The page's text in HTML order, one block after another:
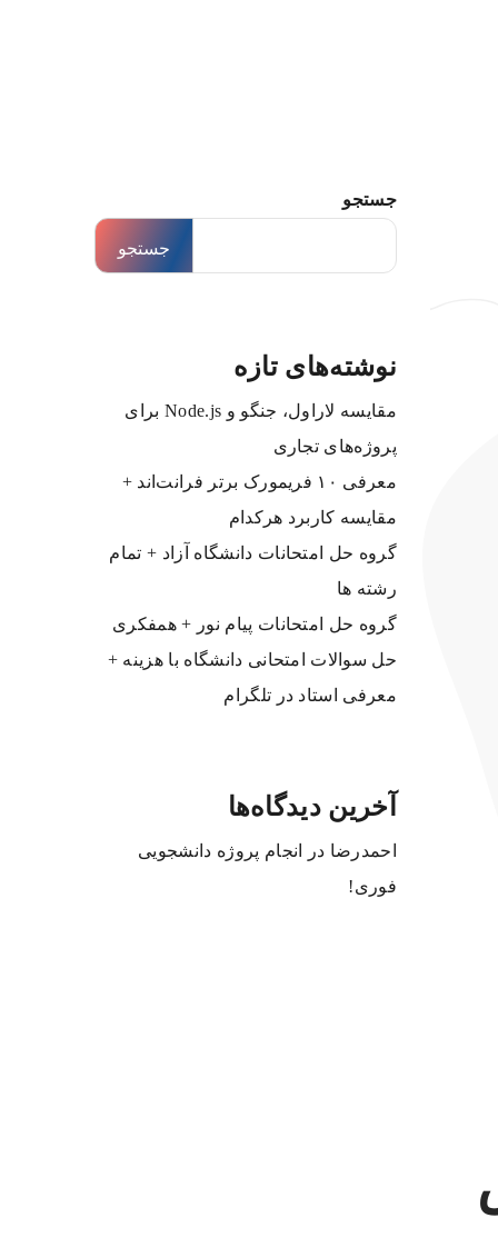
جستجو
جستجو
نوشته‌های تازه
مقایسه لاراول، جنگو و Node.js برای
پروژه‌های تجاری
معرفی ۱۰ فریمورک برتر فرانت‌اند +
مقایسه کاربرد هرکدام
گروه حل امتحانات دانشگاه آزاد + تمام
رشته ها
گروه حل امتحانات پیام نور + همفکری
حل سوالات امتحانی دانشگاه با هزینه +
معرفی استاد در تلگرام
آخرین دیدگاه‌ها
احمدرضا در
انجام پروژه دانشجویی
فوری!